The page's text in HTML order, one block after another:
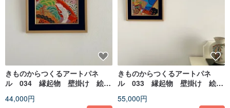
きものからつくるアートパネ
ル 034 縁起物 壁掛け 絵
44,000円
きものからつくるアートパネ
ル 033 縁起物 壁掛け 絵
55,000円